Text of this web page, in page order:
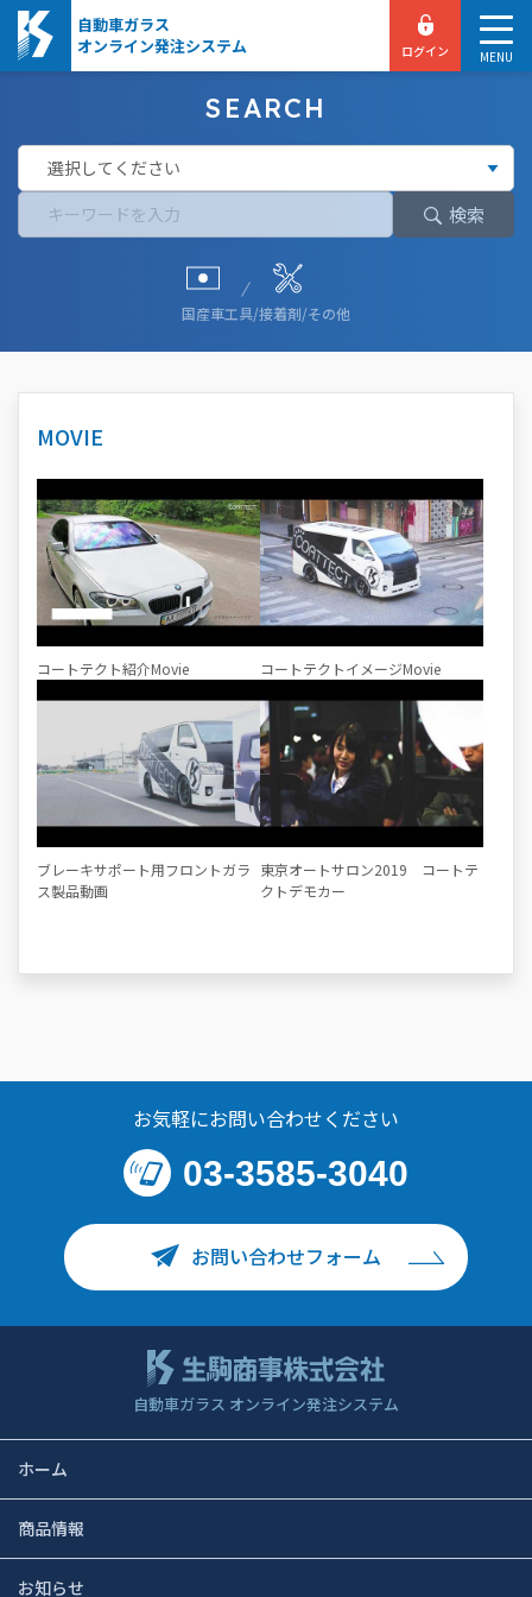
自動車ガラス
オンライン発注システム
MENU
ログイン
SEARCH
検索
国産車工具/接着剤/その他
MOVIE
コートテクト紹介Movie コートテクトイメージMovie
ブレーキサポート用フロントガラ
ス製品動画
東京オートサロン2019 コートテ
クトデモカー
お気軽にお問い合わせください
03-3585-3040
お問い合わせフォーム
自動車ガラス オンライン発注システム
ホーム
商品情報
お知らせ